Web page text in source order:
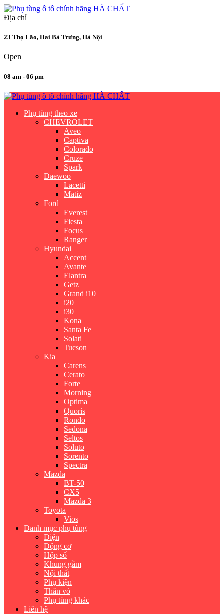
Địa chỉ
23 Thọ Lão, Hai Bà Trưng, Hà Nội
Open
08 am - 06 pm
Phụ tùng theo xe
CHEVROLET
Aveo
Captiva
Colorado
Cruze
Spark
Daewoo
Lacetti
Matiz
Ford
Everest
Fiesta
Focus
Ranger
Hyundai
Accent
Avante
Elantra
Getz
Grand i10
i20
i30
Kona
Santa Fe
Solati
Tucson
Kia
Carens
Cerato
Forte
Morning
Optima
Quoris
Rondo
Sedona
Seltos
Soluto
Sorento
Spectra
Mazda
BT-50
CX5
Mazda 3
Toyota
Vios
Danh mục phụ tùng
Điện
Động cơ
Hộp số
Khung gầm
Nội thất
Phụ kiện
Thân vỏ
Phụ tùng khác
Liên hệ